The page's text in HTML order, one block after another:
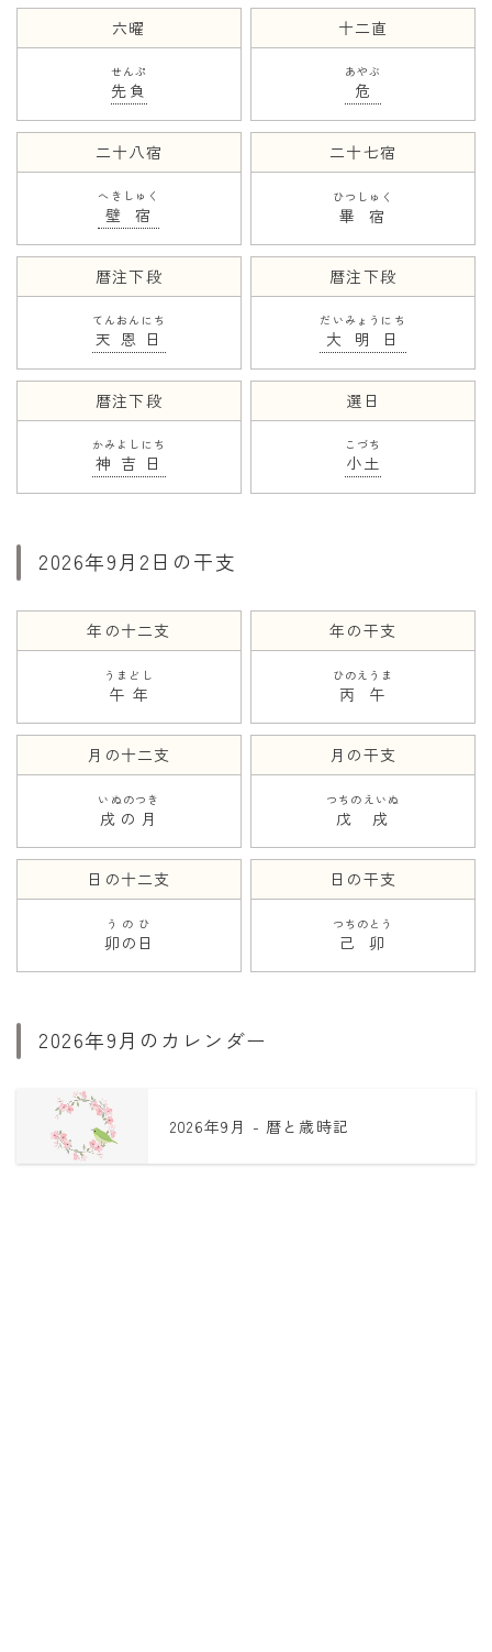
紋切り遊び
六曜
先負
せんぷ
十二直
危
あやぶ
二十八宿
壁宿
へきしゅく
二十七宿
畢宿
ひつしゅく
暦注下段
天恩日
てんおんにち
暦注下段
大明日
だいみょうにち
暦注下段
神吉日
かみよしにち
選日
小土
こづち
2026年9月2日の干支
年の十二支
午年
うまどし
年の干支
丙午
ひのえうま
月の十二支
戌の月
いぬのつき
月の干支
戊戌
つちのえいぬ
日の十二支
卯の日
うのひ
日の干支
己卯
つちのとう
2026年9月のカレンダー
2026年9月 - 暦と歳時記